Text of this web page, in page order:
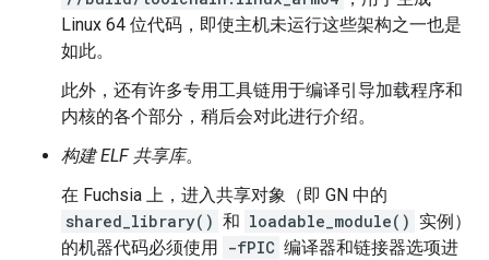
Linux 64 位代码，即使主机未运行这些架构之一也是
如此。
此外，还有许多专用工具链用于编译引导加载程序和
内核的各个部分，稍后会对此进行介绍。
构建 ELF 共享库。
在 Fuchsia 上，进入共享对象（即 GN 中的
shared_library() 和 loadable_module() 实例）
的机器代码必须使用 -fPIC 编译器和链接器选项进